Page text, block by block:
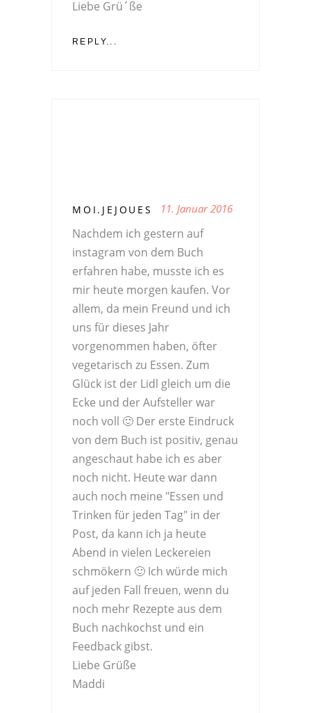
Liebe Grü´ße
REPLY...
MOI.JEJOUES 11. Januar 2016
Nachdem ich gestern auf
instagram von dem Buch
erfahren habe, musste ich es
mir heute morgen kaufen. Vor
allem, da mein Freund und ich
uns für dieses Jahr
vorgenommen haben, öfter
vegetarisch zu Essen. Zum
Glück ist der Lidl gleich um die
Ecke und der Aufsteller war
noch voll 🙂 Der erste Eindruck
von dem Buch ist positiv, genau
angeschaut habe ich es aber
noch nicht. Heute war dann
auch noch meine "Essen und
Trinken für jeden Tag" in der
Post, da kann ich ja heute
Abend in vielen Leckereien
schmökern 🙂 Ich würde mich
auf jeden Fall freuen, wenn du
noch mehr Rezepte aus dem
Buch nachkochst und ein
Feedback gibst.
Liebe Grüße
Maddi